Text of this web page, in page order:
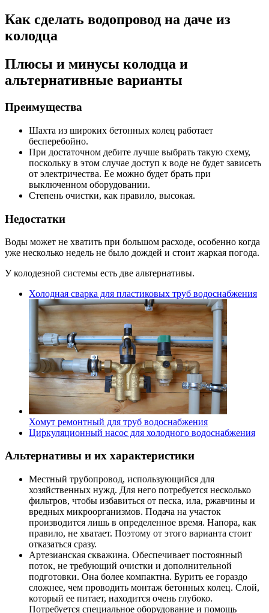
Как сделать водопровод на даче из
колодца
Плюсы и минусы колодца и
альтернативные варианты
Преимущества
Шахта из широких бетонных колец работает
бесперебойно.
При достаточном дебите лучше выбрать такую схему,
поскольку в этом случае доступ к воде не будет зависеть
от электричества. Ее можно будет брать при
выключенном оборудовании.
Степень очистки, как правило, высокая.
Недостатки
Воды может не хватить при большом расходе, особенно когда
уже несколько недель не было дождей и стоит жаркая погода.
У колодезной системы есть две альтернативы.
Холодная сварка для пластиковых труб водоснабжения
Хомут ремонтный для труб водоснабжения
Циркуляционный насос для холодного водоснабжения
Альтернативы и их характеристики
Местный трубопровод, использующийся для
хозяйственных нужд. Для него потребуется несколько
фильтров, чтобы избавиться от песка, ила, ржавчины и
вредных микроорганизмов. Подача на участок
производится лишь в определенное время. Напора, как
правило, не хватает. Поэтому от этого варианта стоит
отказаться сразу.
Артезианская скважина. Обеспечивает постоянный
поток, не требующий очистки и дополнительной
подготовки. Она более компактна. Бурить ее гораздо
сложнее, чем проводить монтаж бетонных колец. Слой,
который ее питает, находится очень глубоко.
Потребуется специальное оборудование и помощь